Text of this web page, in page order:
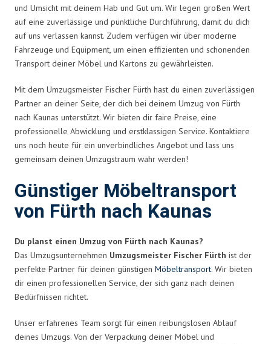
und Umsicht mit deinem Hab und Gut um. Wir legen großen Wert
auf eine zuverlässige und pünktliche Durchführung, damit du dich
auf uns verlassen kannst. Zudem verfügen wir über moderne
Fahrzeuge und Equipment, um einen effizienten und schonenden
Transport deiner Möbel und Kartons zu gewährleisten.
Mit dem Umzugsmeister Fischer Fürth hast du einen zuverlässigen
Partner an deiner Seite, der dich bei deinem Umzug von Fürth
nach Kaunas unterstützt. Wir bieten dir faire Preise, eine
professionelle Abwicklung und erstklassigen Service. Kontaktiere
uns noch heute für ein unverbindliches Angebot und lass uns
gemeinsam deinen Umzugstraum wahr werden!
Günstiger Möbeltransport
von Fürth nach Kaunas
Du planst einen Umzug von Fürth nach Kaunas?
Das Umzugsunternehmen Umzugsmeister Fischer Fürth ist der
perfekte Partner für deinen günstigen Möbeltransport. Wir bieten
dir einen professionellen Service, der sich ganz nach deinen
Bedürfnissen richtet.
Unser erfahrenes Team sorgt für einen reibungslosen Ablauf
deines Umzugs. Von der Verpackung deiner Möbel und